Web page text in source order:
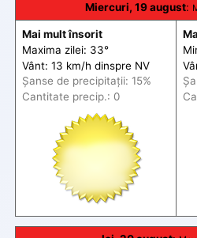
Miercuri, 19 august:
Mai mult însorit
Maxima zilei: 33°
Vânt: 13 km/h dinspre NV
Șanse de precipitații: 15%
Cantitate precip.: 0